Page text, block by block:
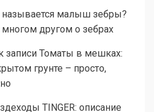
называется малыш зебры?
многом другом о зебрах
записи Томаты в мешках:
грунте – просто,
TINGER: описание